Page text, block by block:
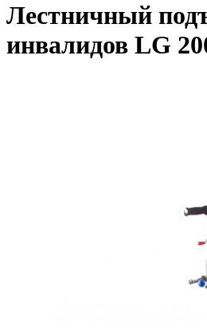
Лестничный
инвалидов LG